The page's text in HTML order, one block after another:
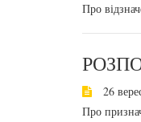
Про
26
Про